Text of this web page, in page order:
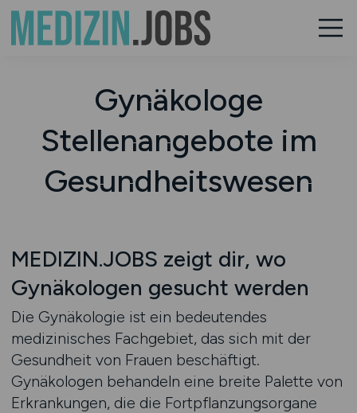
Gynäkologe
Stellenangebote im
Gesundheitswesen
MEDIZIN.JOBS zeigt dir, wo
Gynäkologen gesucht werden
Die Gynäkologie ist ein bedeutendes
medizinisches Fachgebiet, das sich mit der
Gesundheit von Frauen beschäftigt.
Gynäkologen behandeln eine breite Palette von
Erkrankungen, die die Fortpflanzungsorgane